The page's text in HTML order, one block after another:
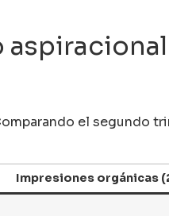
el segundo
Impresiones orgánicas